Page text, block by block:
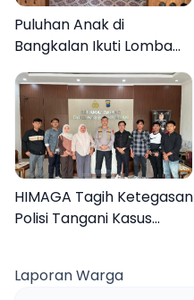
Puluhan Anak di
Bangkalan Ikuti Lomba
Mewarnai Bertema
Liburan Keluarga
HIMAGA Tagih Ketegasan
Polisi Tangani Kasus
Laporan Warga